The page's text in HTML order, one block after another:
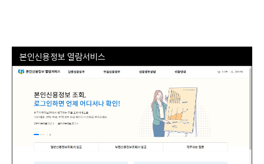
본인신용정보 열람서비스